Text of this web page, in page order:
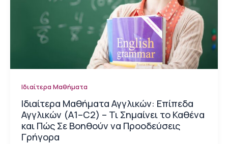
Ιδιαίτερα Μαθήματα
Ιδιαίτερα Μαθήματα Αγγλικών: Επίπεδα
Αγγλικών (A1–C2) – Τι Σημαίνει το Καθένα
και Πώς Σε Βοηθούν να Προοδεύσεις
Γρήγορα